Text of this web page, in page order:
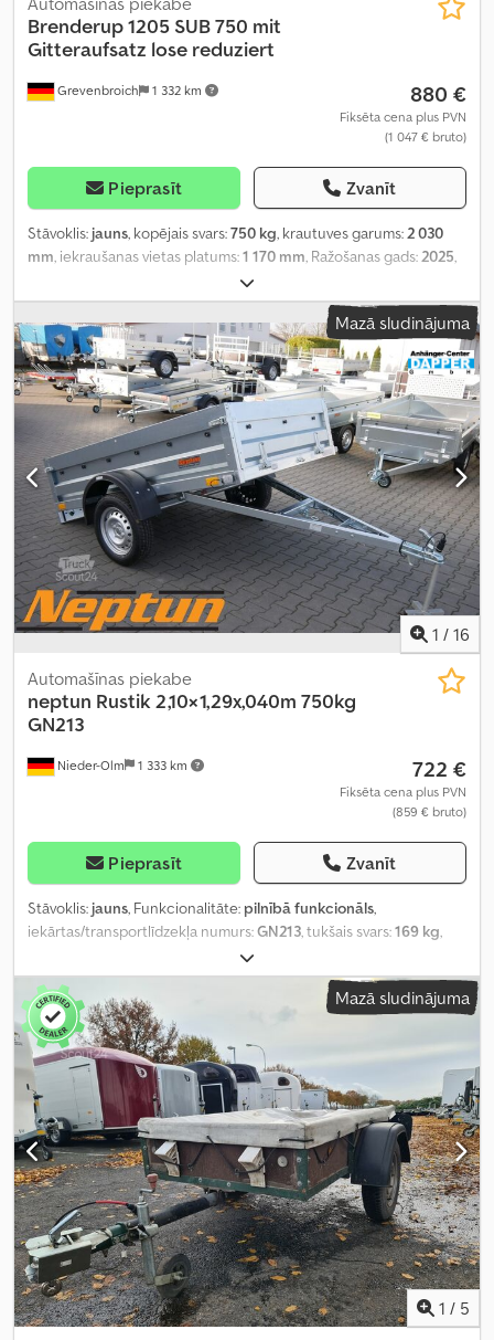
Grevenbroich 1 332 km
Brenderup1205 SUB 750 mit
Gitteraufsatz lose reduziert
880 €
Fiksēta cena plus PVN
(1 047 € bruto)
Pieprasīt Zvanīt
Stāvoklis: jauns, kopējais svars:750 kg, krautuves garums:2 030
mm, iekraušanas vietas platums:1 170 mm, Ražošanas gads:2025,
Mazā sludinājuma
1 / 16
Nieder-Olm 1 333 km
Automašīnas piekabe
neptun Rustik 2,10×1,29x,040m 750kg
GN213
722 €
Fiksēta cena plus PVN
(859 € bruto)
Pieprasīt Zvanīt
Stāvoklis: jauns, Funkcionalitāte: pilnībā funkcionāls,
iekārtas/transportlīdzekļa numurs:GN213 , tukšais svars:169 kg
, kopējais svars:
konfigurācija:1 ass, krautuves garums:2 100 mm, iekraušanas
vietas platums:1 290 mm , iekraušanas telpas augstums:400 mm,
iekraušanas telpas tilpums:
Mazā sludinājuma
1 / 5